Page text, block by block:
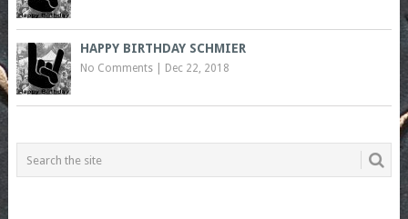
HAPPY BIRTHDAY SCHMIER
No Comments| Dec 22, 2018